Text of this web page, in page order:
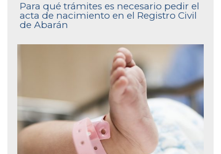
Para qué trámites es necesario pedir el
acta de nacimiento en el Registro Civil
de Abarán